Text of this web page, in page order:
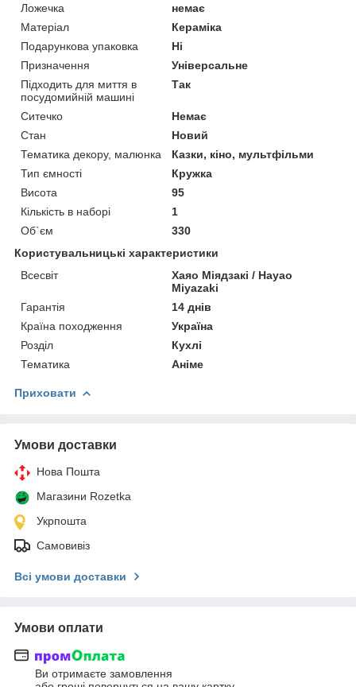
Ложечка
немає
Матеріал
Кераміка
Подарункова упаковка
Ні
Призначення
Універсальне
Підходить для миття в
посудомийній машині
Так
Ситечко
Немає
Стан
Новий
Тематика декору, малюнка
Казки, кіно, мультфільми
Тип ємності
Кружка
Висота
95
Кількість в наборі
1
Об`єм
330
Користувальницькі характеристики
Всесвіт
Хаяо Міядзакі / Hayao
Miyazaki
Гарантія
14 днів
Країна походження
Україна
Розділ
Кухлі
Тематика
Аніме
Приховати
Умови доставки
Нова Пошта
Магазини Rozetka
Укрпошта
Самовивіз
Всі умови доставки
Умови оплати
Ви отримаєте замовлення